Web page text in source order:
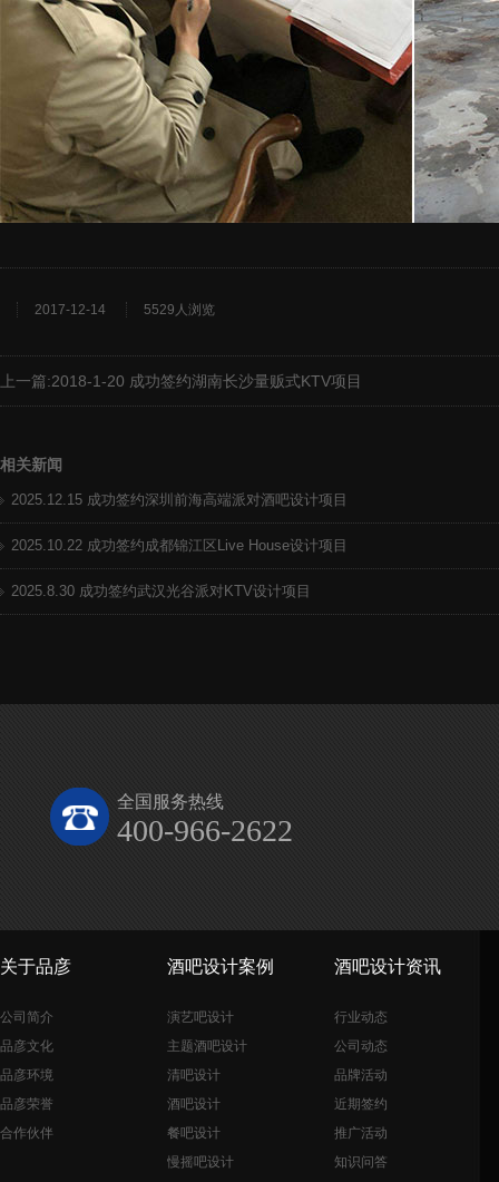
2017-12-14 5529人浏览
上一篇:2018-1-20 成功签约湖南长沙量贩式KTV项目
相关新闻
2025.12.15 成功签约深圳前海高端派对酒吧设计项目
2025.10.22 成功签约成都锦江区Live House设计项目
2025.8.30 成功签约武汉光谷派对KTV设计项目
全国服务热线
400-966-2622
关于品彦
公司简介
品彦文化
品彦环境
品彦荣誉
合作伙伴
酒吧设计案例
演艺吧设计
主题酒吧设计
清吧设计
酒吧设计
餐吧设计
慢摇吧设计
酒吧设计资讯
行业动态
公司动态
品牌活动
近期签约
推广活动
知识问答